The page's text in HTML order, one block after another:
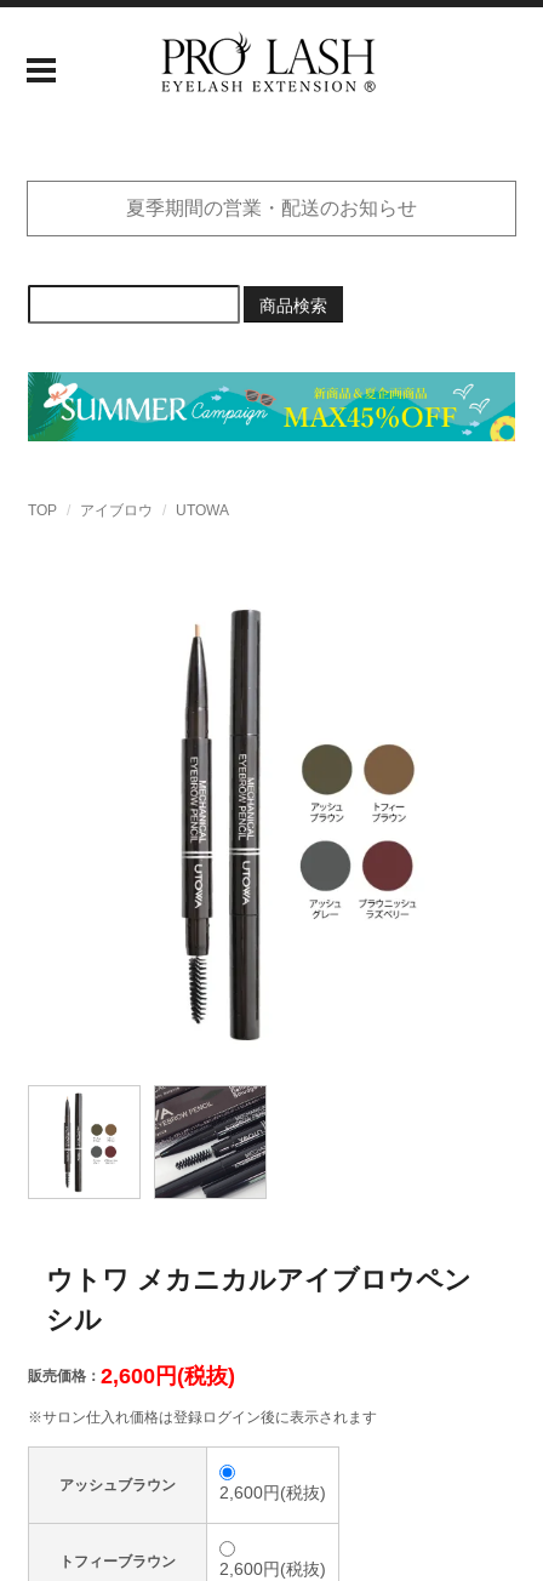
夏季期間の営業・配送のお知らせ
商品検索
TOP アイブロウ UTOWA
ウトワ メカニカルアイブロウペン
シル
販売価格： 2,600円(税抜)
※サロン仕入れ価格は登録ログイン後に表示されます
アッシュブラウン 2,600円(税抜)
トフィーブラウン 2,600円(税抜)